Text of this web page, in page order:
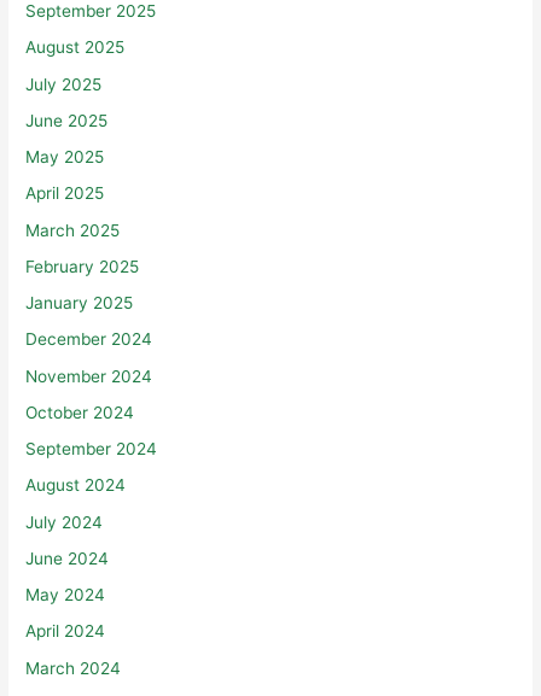
September 2025
August 2025
July 2025
June 2025
May 2025
April 2025
March 2025
February 2025
January 2025
December 2024
November 2024
October 2024
September 2024
August 2024
July 2024
June 2024
May 2024
April 2024
March 2024